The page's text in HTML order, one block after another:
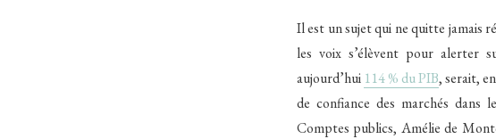
Il est un sujet qui ne quitte jamais
les voix s’élèvent pour alerter
aujourd’hui 114 % du PIB, serait,
de confiance des marchés dans
Comptes publics, Amélie de